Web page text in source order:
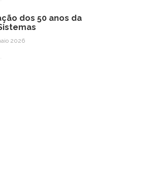
dos 50 anos da
2026